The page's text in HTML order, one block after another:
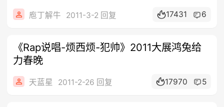
庖丁解牛 2011-3-2 回复 17431 6
《Rap说唱-烦西烦-犯帅》2011大展鸿兔给
力春晚
天蓝星 2011-2-26 回复 17970 5